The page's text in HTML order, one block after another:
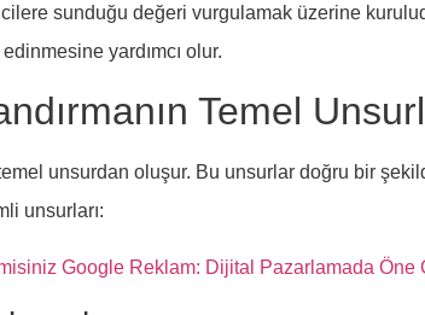
sunduğu değeri vurgulamak üzerine
yardımcı olur.
Temel
unsurdan oluşur. Bu unsurlar doğru bir
unsurları:
Google Reklam: Dijital Pazarlamada Öne